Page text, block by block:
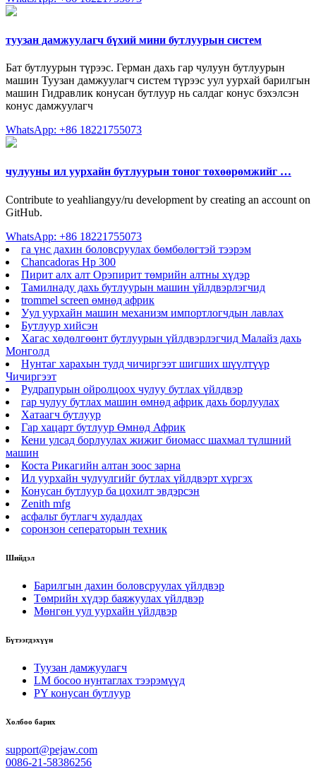
туузан дамжуулагч бүхий мини бутлуурын систем
Бат бутлуурын түрээс. Герман дахь гар чулуун бутлуурын
машин Туузан дамжуулагч систем түрээс уул уурхай барилгын
машин Гидравлик конусан бутлуур нь салдаг конус бэхэлсэн
конус дамжуулагч
WhatsApp: +86 18221755073
чулууны ил уурхайн бутлуурын тоног төхөөрөмжийг …
Contribute to yeahliangyy/ru development by creating an account on
GitHub.
WhatsApp: +86 18221755073
га үнс дахин боловсруулах бөмбөлөгтэй тээрэм
Chancadoras Hp 300
Пирит алх алт Орэпирит төмрийн алтны хүдэр
Тамилнаду дахь бутлуурын машин үйлдвэрлэгчид
trommel screen өмнөд африк
Уул уурхайн машин механизм импортлогчдын лавлах
Бутлуур хийсэн
Хагас хөдөлгөөнт бутлуурын үйлдвэрлэгчид Малайз дахь
Монголд
Нунтаг харахын тулд чичиргээт шигших шүүлтүүр
Чичиргээт
Рудрапурын ойролцоох чулуу бутлах үйлдвэр
гар чулуу бутлах машин өмнөд африк дахь борлуулах
Хатаагч бутлуур
Гар хацарт бутлуур Өмнөд Африк
Кени улсад борлуулах жижиг биомасс шахмал түлшний
машин
Коста Рикагийн алтан зоос зарна
Ил уурхайн чулуулгийг бутлах үйлдвэрт хүргэх
Конусан бутлуур ба цохилт эвдэрсэн
Zenith mfg
асфальт бутлагч худалдах
соронзон сеператорын техник
Шийдэл
Барилгын дахин боловсруулах үйлдвэр
Төмрийн хүдэр баяжуулах үйлдвэр
Мөнгөн уул уурхайн үйлдвэр
Бүтээгдэхүүн
Туузан дамжуулагч
LM босоо нунтаглах тээрэмүүд
PY конусан бутлуур
Холбоо барих
support@pejaw.com
0086-21-58386256